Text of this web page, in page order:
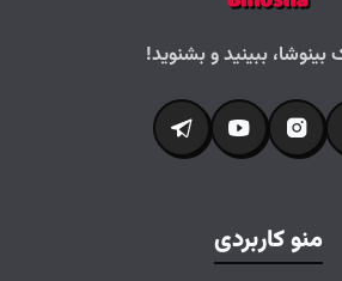
ببینید و بشنوید!
منو کاربردی